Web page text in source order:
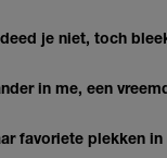
je niet, toch
in me, een
favoriete plekken